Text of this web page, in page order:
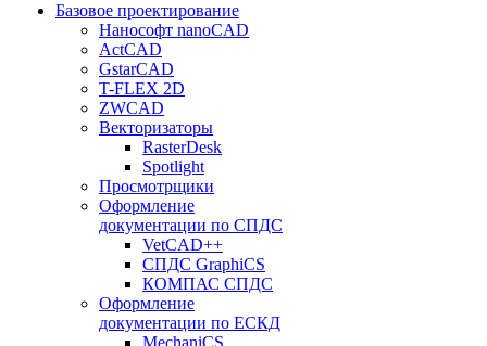
Базовое проектирование
Нанософт nanoCAD
ActCAD
GstarCAD
T-FLEX 2D
ZWCAD
Векторизаторы
RasterDesk
Spotlight
Просмотрщики
Оформление
документации по СПДС
VetCAD++
СПДС GraphiCS
КОМПАС СПДС
Оформление
документации по ЕСКД
MechaniCS